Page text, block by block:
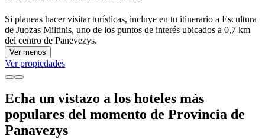
Si planeas hacer visitar turísticas, incluye en tu itinerario a Escultura
de Juozas Miltinis, uno de los puntos de interés ubicados a 0,7 km
del centro de Panevezys.
Ver menos
Ver propiedades
Echa un vistazo a los hoteles más
populares del momento de Provincia de
Panavezys